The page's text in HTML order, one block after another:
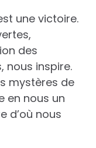
une victoire.
des
nous inspire.
mystères de
en nous un
d’où nous